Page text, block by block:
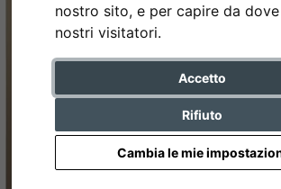
nostro sito, e per capire da
nostri visitatori.
Accetto
Rifiuto
Cambia le mie
Indietro